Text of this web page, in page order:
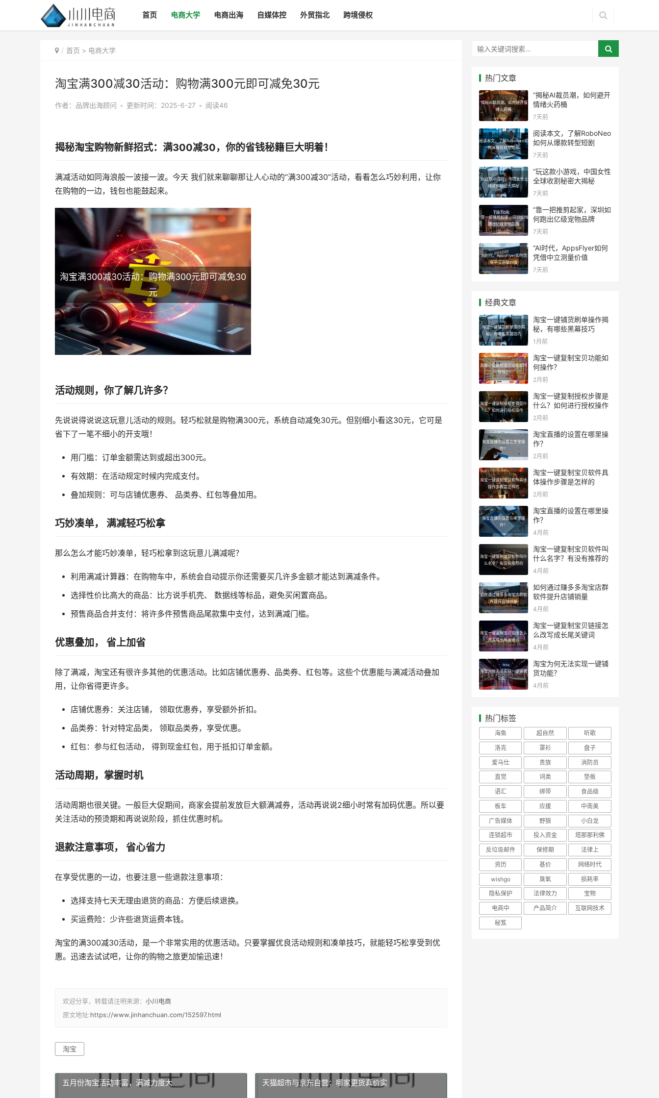
首页 电商大学 电商出海 自媒体控 外贸指北 跨境侵权
首页 > 电商大学
淘宝满300减30活动：购物满300元即可减免30元
作者：品牌出海顾问 • 更新时间：2025-6-27 • 阅读46
揭秘淘宝购物新鲜招式：满300减30，你的省钱秘籍巨大明着！
满减活动如同海浪般一波接一波。今天 我们就来聊聊那让人心动的“满300减30”活动，看看怎么巧妙利用，让你
在购物的一边，钱包也能鼓起来。
淘宝满300减30活动：购物满300元即可减免30
元
活动规则，你了解几许多？
先说说得说说这玩意儿活动的规则。轻巧松就是购物满300元，系统自动减免30元。但别细小看这30元，它可是
省下了一笔不细小的开支哦！
用门槛： 订单金额需达到或超出300元。
有效期： 在活动规定时候内完成支付。
叠加规则： 可与店铺优惠券、 品类券、红包等叠加用。
巧妙凑单， 满减轻巧松拿
那么怎么才能巧妙凑单，轻巧松拿到这玩意儿满减呢？
利用满减计算器： 在购物车中，系统会自动提示你还需要买几许多金额才能达到满减条件。
选择性价比高大的商品：
比方说手机壳、 数据线等标品，避免买闲置商品。
预售商品合并支付： 将许多件预售商品尾款集中支付，达到满减门槛。
优惠叠加， 省上加省
除了满减，淘宝还有很许多其他的优惠活动。比如店铺优惠券、品类券、红包等。这些个优惠能与满减活动叠加
用，让你省得更许多。
店铺优惠券： 关注店铺， 领取优惠券，享受额外折扣。
品类券： 针对特定品类， 领取品类券，享受优惠。
红包： 参与红包活动， 得到现金红包，用于抵扣订单金额。
活动周期，掌握时机
活动周期也很关键。一般巨大促期间，商家会提前发放巨大额满减券，活动再说说2细小时常有加码优惠。所以要
关注活动的预烫期和再说说阶段，抓住优惠时机。
退款注意事项， 省心省力
在享受优惠的一边，也要注意一些退款注意事项：
选择支持七天无理由退货的商品： 方便后续退换。
买运费险： 少许些退货运费本钱。
淘宝的满300减30活动，是一个非常实用的优惠活动。只要掌握优良活动规则和凑单技巧，就能轻巧松享受到优
惠。迅速去试试吧，让你的购物之旅更加愉迅速！
欢迎分享，转载请注明来源： 小川电商
原文地址:https://www.jinhanchuan.com/152597.html
淘宝
五月份淘宝活动丰富，满减力度大 天猫超市与京东自营：哪家更货真价实
热门文章
“揭秘AI裁员潮，如何避开情
绪火药桶
“揭秘AI裁员潮，如何避开
情绪火药桶
7天前
阅读本文，了解RoboNeo如
何从爆款转型短剧
阅读本文，了解RoboNeo
如何从爆款转型短剧
7天前
“玩这款小游戏，中国女性全
球收割秘密大揭秘
“玩这款小游戏，中国女性
全球收割秘密大揭秘
7天前
“靠一把推剪起家，深圳如何
跑出亿级宠物品牌
“靠一把推剪起家，深圳如
何跑出亿级宠物品牌
7天前
“AI时代，AppsFlyer如何凭
借中立测量价值
“AI时代，AppsFlyer如何
凭借中立测量价值
7天前
经典文章
淘宝一键铺货刷单操作揭
秘，有哪些黑幕技巧
淘宝一键铺货刷单操作揭
秘，有哪些黑幕技巧
1月前
淘宝一键复制宝贝功能如何
操作？
淘宝一键复制宝贝功能如
何操作？
2月前
淘宝一键复制授权步骤是什
么？如何进行授权操作
淘宝一键复制授权步骤是
什么？如何进行授权操作
2月前
淘宝直播的设置在哪里操
作？
淘宝直播的设置在哪里操
作？
2月前
淘宝一键复制宝贝软件具体
操作步骤是怎样的
淘宝一键复制宝贝软件具
体操作步骤是怎样的
2月前
淘宝直播的设置在哪里操
作？
淘宝直播的设置在哪里操
作？
4月前
淘宝一键复制宝贝软件叫什
么名字？有没有推荐的
淘宝一键复制宝贝软件叫
什么名字？有没有推荐的
4月前
如何通过赚多多淘宝店群软
件提升店铺销量
如何通过赚多多淘宝店群
软件提升店铺销量
4月前
淘宝一键复制宝贝链接怎么
改写成长尾关键词
淘宝一键复制宝贝链接怎
么改写成长尾关键词
4月前
淘宝为何无法实现一键铺货
功能？
淘宝为何无法实现一键铺
货功能？
4月前
热门标签
海鱼 超自然
听歌
洛克
罩衫
盘子
爱马仕
贵族
消防员
直觉
词类
垫板
语汇
绑带
食品级
板车
应援
中南美
广告媒体
野狼
小白龙
连锁超市
投入资金
塔那那利佛
反垃圾邮件
保修期
法律上
资历
基价
网络时代
wishgo
臭氧
损耗率
隐私保护
法律效力
宝物
电商中
产品简介
互联网技术
秘笈